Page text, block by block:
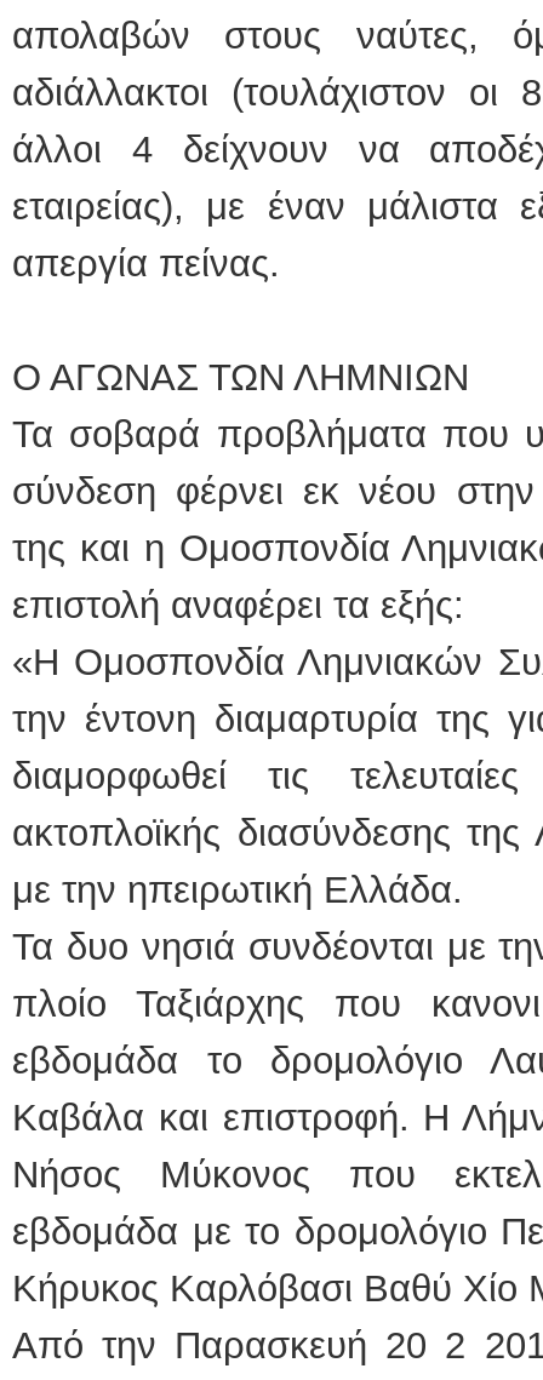
απολαβών στους ναύτες,
αδιάλλακτοι (τουλάχιστον
άλλοι 4 δείχνουν να
εταιρείας), με έναν
απεργία πείνας.
Ο ΑΓΩΝΑΣ ΤΩΝ ΛΗΜΝΙΩΝ
Τα σοβαρά προβλήματα που
σύνδεση φέρνει εκ νέου στην
της και η Ομοσπονδία
επιστολή αναφέρει τα εξής:
«Η Ομοσπονδία Λημνιακών
την έντονη διαμαρτυρία της
διαμορφωθεί τις
ακτοπλοϊκής διασύνδεσης
με την ηπειρωτική Ελλάδα.
Τα δυο νησιά συνδέονται με
πλοίο Ταξιάρχης που
εβδομάδα το δρομολόγιο
Καβάλα και επιστροφή. Η
Νήσος Μύκονος που
εβδομάδα με το δρομολόγιο
Κήρυκος Καρλόβασι Βαθύ Χίο
Από την Παρασκευή 20 2